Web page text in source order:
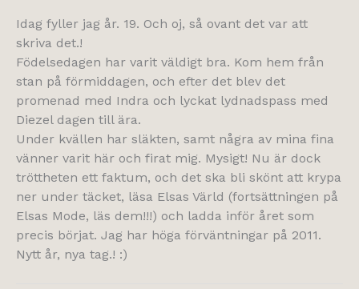
Idag fyller jag år. 19. Och oj, så ovant det var att
skriva det.!
Födelsedagen har varit väldigt bra. Kom hem från
stan på förmiddagen, och efter det blev det
promenad med Indra och lyckat lydnadspass med
Diezel dagen till ära.
Under kvällen har släkten, samt några av mina fina
vänner varit här och firat mig. Mysigt! Nu är dock
tröttheten ett faktum, och det ska bli skönt att krypa
ner under täcket, läsa Elsas Värld (fortsättningen på
Elsas Mode, läs dem!!!) och ladda inför året som
precis börjat. Jag har höga förväntningar på 2011.
Nytt år, nya tag.! :)